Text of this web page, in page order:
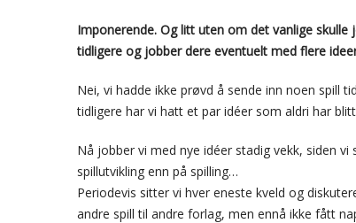
Imponerende. Og litt uten om det vanlige
tidligere og jobber dere eventuelt med flere
Nei, vi hadde ikke prøvd å sende inn noen spill
tidligere har vi hatt et par idéer som aldri har
Nå jobber vi med nye idéer stadig vekk, siden vi
spillutvikling enn på spilling…
Periodevis sitter vi hver eneste kveld og
andre spill til andre forlag, men ennå ikke fått